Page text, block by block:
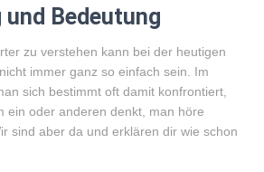
Bedeutung
zu verstehen kann bei der heutigen
immer ganz so einfach sein. Im
sich bestimmt oft damit konfrontiert,
ein oder anderen denkt, man höre
sind aber da und erklären dir wie schon